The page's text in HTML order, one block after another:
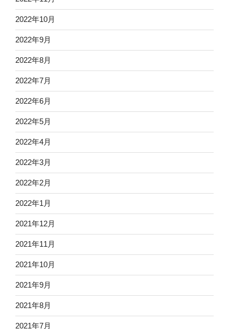
2022年10月
2022年9月
2022年8月
2022年7月
2022年6月
2022年5月
2022年4月
2022年3月
2022年2月
2022年1月
2021年12月
2021年11月
2021年10月
2021年9月
2021年8月
2021年7月